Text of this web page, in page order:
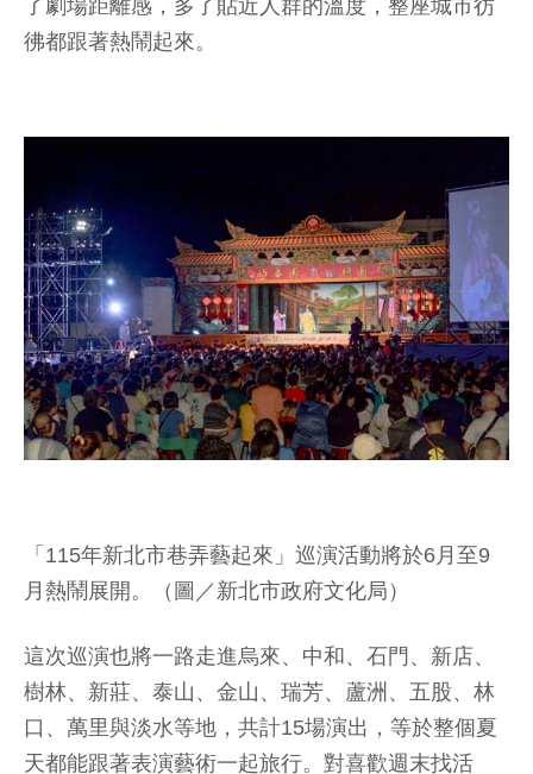
了劇場距離感，多了貼近人群的溫度，整座城市彷
彿都跟著熱鬧起來。
「115年新北市巷弄藝起來」巡演活動將於6月至9
月熱鬧展開。（圖／新北市政府文化局）
這次巡演也將一路走進烏來、中和、石門、新店、
樹林、新莊、泰山、金山、瑞芳、蘆洲、五股、林
口、萬里與淡水等地，共計15場演出，等於整個夏
天都能跟著表演藝術一起旅行。對喜歡週末找活